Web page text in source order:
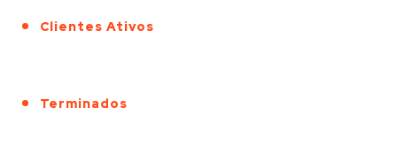
Clientes Ativos
Terminados